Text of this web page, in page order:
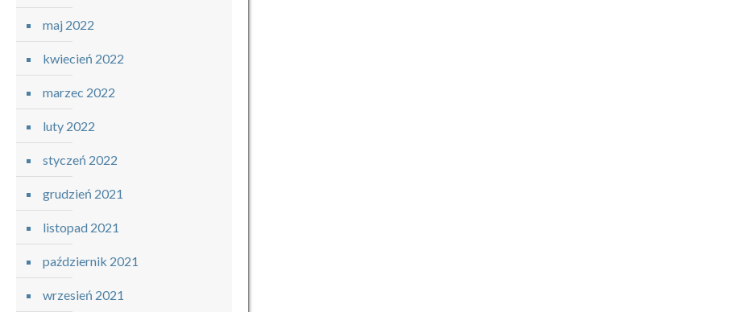
maj 2022
kwiecień 2022
marzec 2022
luty 2022
styczeń 2022
grudzień 2021
listopad 2021
październik 2021
wrzesień 2021